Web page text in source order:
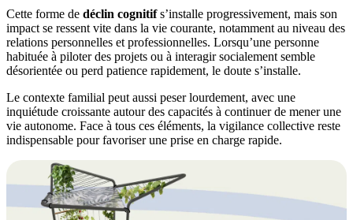
Cette forme de déclin cognitifs’installe progressivement, mais son
impact se ressent vite dans la vie courante, notamment au niveau des
relations personnelles et professionnelles. Lorsqu’une personne
habituée à piloter des projets ou à interagir socialement semble
désorientée ou perd patience rapidement, le doute s’installe.
Le contexte familial peut aussi peser lourdement, avec une
inquiétude croissante autour des capacités à continuer de mener une
vie autonome. Face à tous ces éléments, la vigilance collective reste
indispensable pour favoriser une prise en charge rapide.